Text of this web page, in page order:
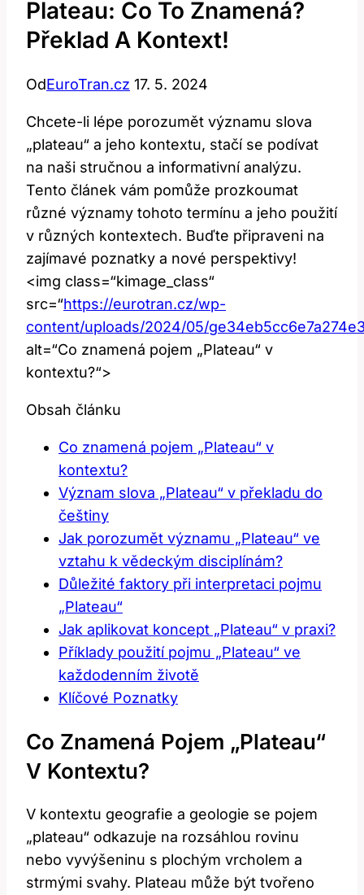
Plateau: Co To Znamená?
Překlad A Kontext!
OdEuroTran.cz 17. 5. 2024
Chcete-li lépe porozumět významu slova⁢
„plateau“ a jeho kontextu, stačí se podívat‍
na naši stručnou a informativní analýzu.
Tento článek vám pomůže prozkoumat
různé významy tohoto termínu a jeho použití
v různých kontextech. Buďte připraveni na
zajímavé poznatky a nové perspektivy!
<img ‍class=“kimage_class“
src=“https://eurotran.cz/wp-
content/uploads/2024/05/
alt=“Co znamená pojem „Plateau“ v
kontextu?“>
Obsah článku
Co ‍znamená pojem „Plateau“ v⁢
kontextu?
Význam slova „Plateau“ v překladu do
češtiny
Jak⁢ porozumět významu „Plateau“ ve
vztahu k vědeckým disciplínám?
Důležité faktory při interpretaci pojmu
„Plateau“
Jak aplikovat koncept „Plateau“ v praxi?
Příklady použití​ pojmu „Plateau“ ve
každodenním životě
Klíčové Poznatky
Co ‍znamená Pojem „Plateau“
V⁢ Kontextu?
V kontextu geografie a ‍geologie se pojem
„plateau“ odkazuje na rozsáhlou rovinu
⁢nebo vyvýšeninu s plochým‌ vrcholem⁢ a
strmými svahy. Plateau může být tvořeno